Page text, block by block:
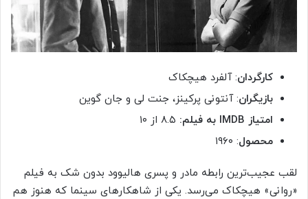
کارگردان: آلفرد هیچکاک
بازیگران: آنتونی پرکینز، جنت لی و جان گوین
امتیاز IMDB به فیلم:
محصول: ۱۹۶۰
لقب عجیب‌ترین رابطه مادر و پسری هالیوود بدون شک به فیلم
«روانی» هیچکاک می‌رسد. یکی از شا‌هکارهای سینما که هنوز هم